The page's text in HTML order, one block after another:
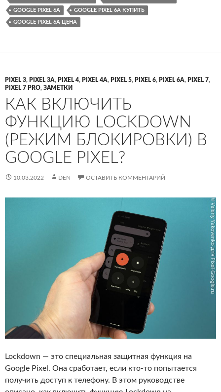
GOOGLE PIXEL 6A GOOGLE PIXEL 6A КУПИТЬ
GOOGLE PIXEL 6A ЦЕНА
PIXEL 3, PIXEL 3A, PIXEL 4, PIXEL 4A, PIXEL 5, PIXEL 6, PIXEL 6A, PIXEL 7,
PIXEL 7 PRO, ЗАМЕТКИ
КАК ВКЛЮЧИТЬ
ФУНКЦИЮ LOCKDOWN
(РЕЖИМ БЛОКИРОВКИ) В
GOOGLE PIXEL?
10.03.2022 DEN ОСТАВИТЬ КОММЕНТАРИЙ
Lockdown — это специальная защитная функция на
Google Pixel. Она сработает, если кто-то попытается
получить доступ к телефону. В этом руководстве